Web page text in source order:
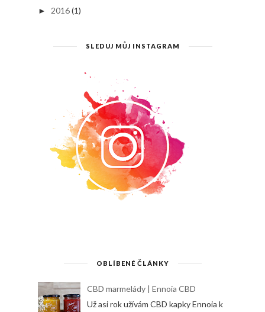
► 2016(1)
SLEDUJ MŮJ INSTAGRAM
OBLÍBENÉ ČLÁNKY
CBD marmelády | Ennoia CBD
Už asi rok užívám CBD kapky Ennoia k